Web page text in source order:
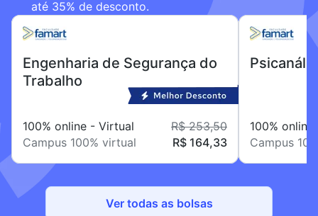
até 35% de desconto.
Engenharia de Segurança do
Trabalho
100% online - Virtual
Campus 100% virtual
R$ 253,50
R$ 164,33
100%
Campus
Ver todas as bolsas